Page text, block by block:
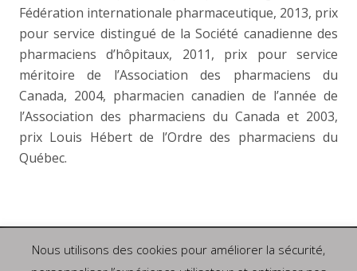
Fédération internationale pharmaceutique, 2013, prix
pour service distingué de la Société canadienne des
pharmaciens d’hôpitaux, 2011, prix pour service
méritoire de l’Association des pharmaciens du
Canada, 2004, pharmacien canadien de l’année de
l’Association des pharmaciens du Canada et 2003,
prix Louis Hébert de l’Ordre des pharmaciens du
Québec.
Politique de confidentialité
Nous utilisons des cookies pour améliorer la sécurité,